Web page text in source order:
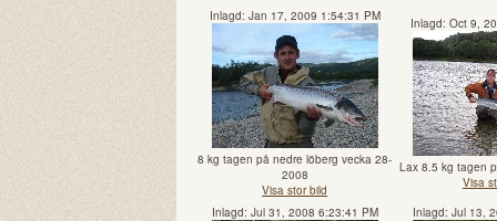
Inlagd: Jan 17, 2009 1:54:31 PM
8 kg tagen på nedre löberg vecka 28-
2008
Visa stor bild
Inlagd: Oct 9,
Lax 8.5 kg tagen
Visa
Inlagd: Jul 31, 2008 6:23:41 PM
Inlagd: Jul 13,